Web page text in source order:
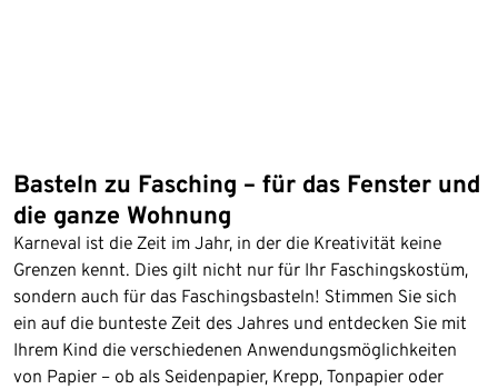
Basteln zu Fasching – für das Fenster und
die ganze Wohnung
Karneval ist die Zeit im Jahr, in der die Kreativität keine
Grenzen kennt. Dies gilt nicht nur für Ihr Faschingskostüm,
sondern auch für das Faschingsbasteln! Stimmen Sie sich
ein auf die bunteste Zeit des Jahres und entdecken Sie mit
Ihrem Kind die verschiedenen Anwendungsmöglichkeiten
von Papier – ob als Seidenpapier, Krepp, Tonpapier oder